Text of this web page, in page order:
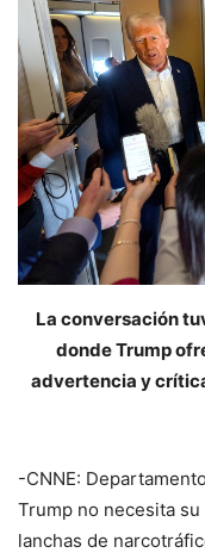
La conversación
donde Trump
advertencia y
-CNNE:
Trump no necesita
lanchas de